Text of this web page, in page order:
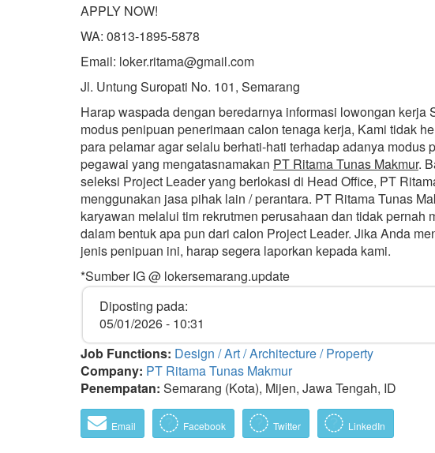
APPLY NOW!
WA: 0813-1895-5878
Email: loker.ritama@gmail.com
Jl. Untung Suropati No. 101, Semarang
Harap waspada dengan beredarnya informasi lowongan kerja
modus penipuan penerimaan calon tenaga kerja, Kami tidak
para pelamar agar selalu berhati-hati terhadap adanya modus
pegawai yang mengatasnamakan PT Ritama Tunas Makmur.
seleksi Project Leader yang berlokasi di Head Office, PT
menggunakan jasa pihak lain / perantara. PT Ritama Tunas
karyawan melalui tim rekrutmen perusahaan dan tidak pernah
dalam bentuk apa pun dari calon Project Leader. Jika Anda
jenis penipuan ini, harap segera laporkan kepada kami.
*Sumber IG @ lokersemarang.update
Diposting pada:
05/01/2026 - 10:31
Job Functions: Design / Art / Architecture / Property
Company: PT Ritama Tunas Makmur
Penempatan: Semarang (Kota), Mijen, Jawa Tengah, ID
Email Facebook Twitter LinkedIn